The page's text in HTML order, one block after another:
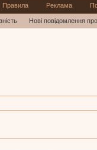
Карма Бали
Нові повідомлення
Правила Реклама